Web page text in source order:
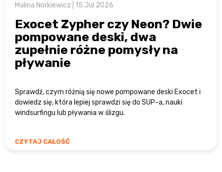
Malina Norkiewicz | 15 Jul 2026
Exocet Zypher czy Neon? Dwie
pompowane deski, dwa
zupełnie różne pomysły na
pływanie
Sprawdź, czym różnią się nowe pompowane deski Exocet i
dowiedz się, która lepiej sprawdzi się do SUP-a, nauki
windsurfingu lub pływania w ślizgu.
CZYTAJ CAŁOŚĆ